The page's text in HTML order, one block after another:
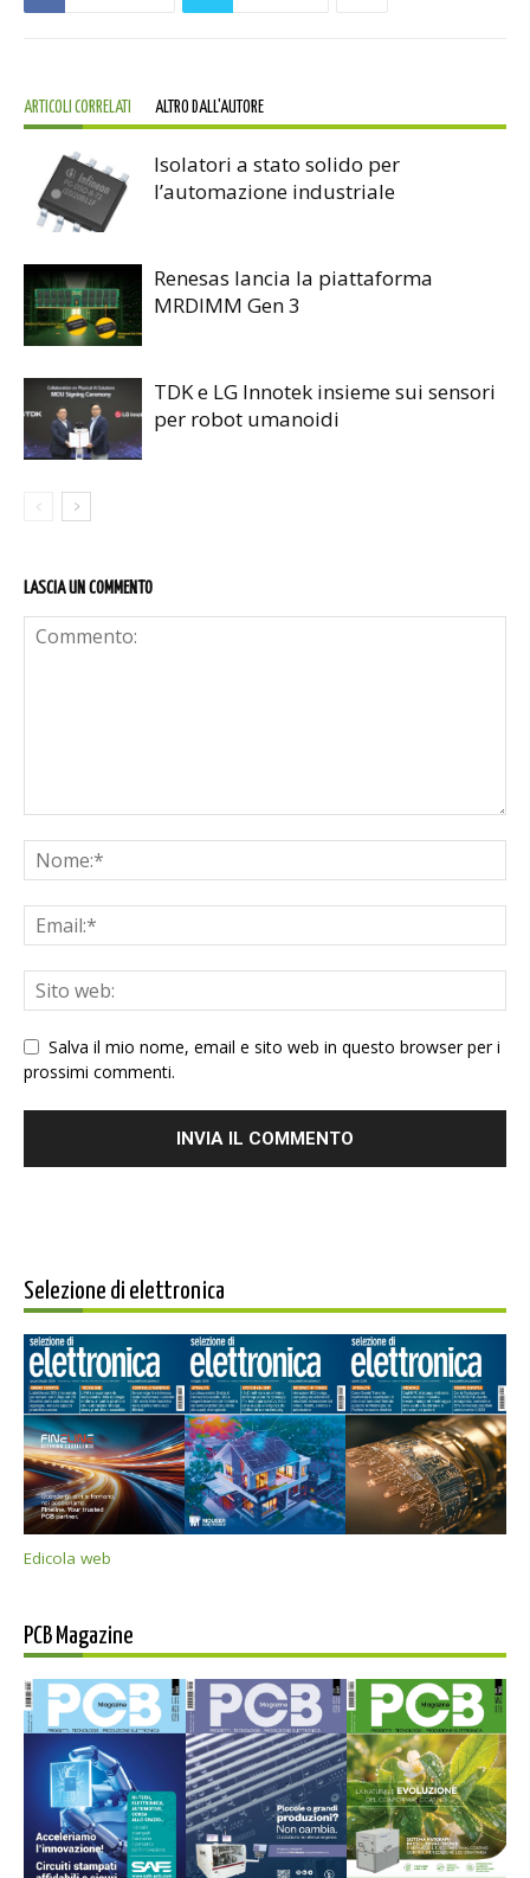
ARTICOLI CORRELATI ALTRO DALL'AUTORE
Isolatori a stato solido per
l’automazione industriale
Renesas lancia la piattaforma
MRDIMM Gen 3
TDK e LG Innotek insieme sui sensori
per robot umanoidi
LASCIA UN COMMENTO
Salva il mio nome, email e sito web in questo browser per i
prossimi commenti.
Selezione di elettronica
Edicola web
PCB Magazine